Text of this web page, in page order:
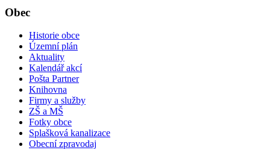
Obec
Historie obce
Územní plán
Aktuality
Kalendář akcí
Pošta Partner
Knihovna
Firmy a služby
ZŠ a MŠ
Fotky obce
Splašková kanalizace
Obecní zpravodaj